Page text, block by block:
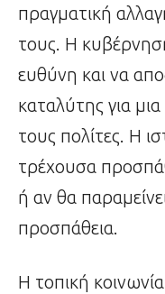
πραγματική
τους. Η
ευθύνη και να
καταλύτης για
τους πολίτες. Η
τρέχουσα
ή αν θα
προσπάθεια.
Η τοπική